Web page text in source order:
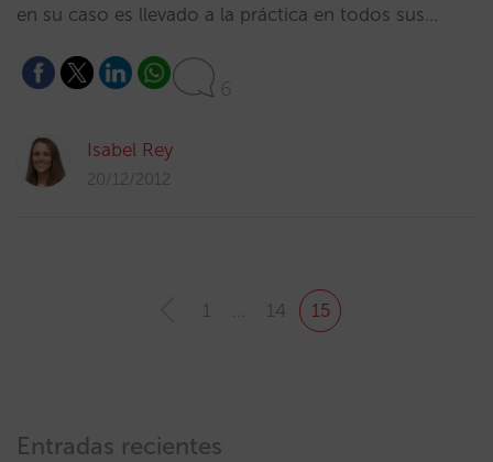
en su caso es llevado a la práctica en todos sus…
6
Isabel Rey
20/12/2012
1 14 15
Entradas recientes